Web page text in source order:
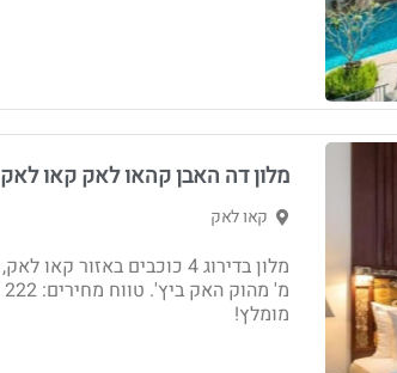
מלון דה האבן קהאו לאק קאו לאק
קאו לאק
מומלץ!